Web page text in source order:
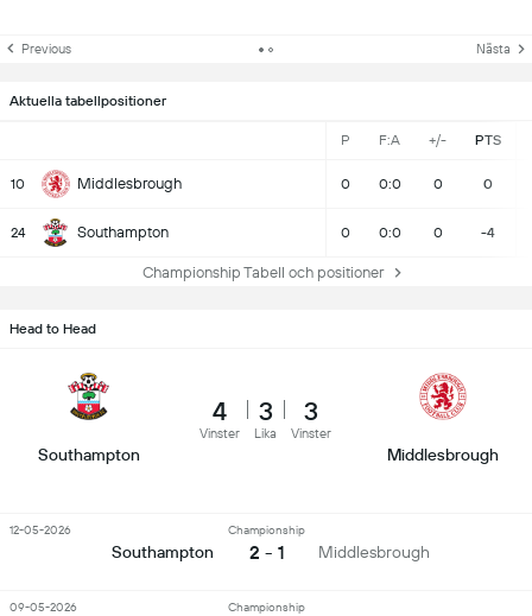
Previous Nästa
Aktuella tabellpositioner
P F:A +/- PTS
10 Middlesbrough 0 0:0 0 0
24 Southampton 0 0:0 0 -4
Championship Tabell och positioner
Head to Head
Southampton
4
Vinster
3
Lika
3
Vinster
Middlesbrough
Southampton
Championship
2 - 1 Middlesbrough
12-05-2026
Championship
09-05-2026